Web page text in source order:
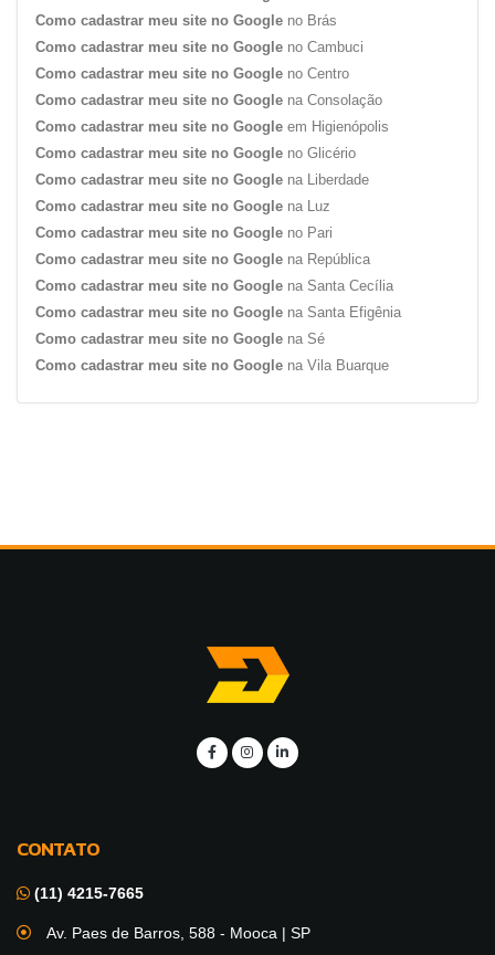
Como cadastrar meu site no Google no Brás
Como cadastrar meu site no Google no Cambuci
Como cadastrar meu site no Google no Centro
Como cadastrar meu site no Google na Consolação
Como cadastrar meu site no Google em Higienópolis
Como cadastrar meu site no Google no Glicério
Como cadastrar meu site no Google na Liberdade
Como cadastrar meu site no Google na Luz
Como cadastrar meu site no Google no Pari
Como cadastrar meu site no Google na República
Como cadastrar meu site no Google na Santa Cecília
Como cadastrar meu site no Google na Santa Efigênia
Como cadastrar meu site no Google na Sé
Como cadastrar meu site no Google na Vila Buarque
CONTATO
(11) 4215-7665
Av. Paes de Barros, 588 - Mooca | SP